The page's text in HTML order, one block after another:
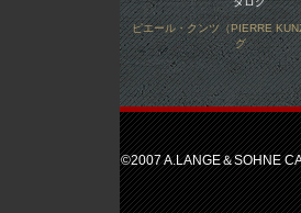
ピエール・クンツ（PIERRE
グ
©2007 A.LANGE＆SOHNE